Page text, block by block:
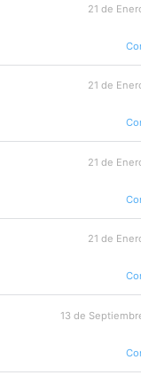
21 de
21 de
21 de
21 de
13 de